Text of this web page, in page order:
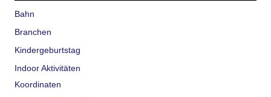
Bahn
Branchen
Kindergeburtstag
Indoor Aktivitäten
Koordinaten